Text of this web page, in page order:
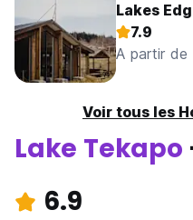
Lakes
7.9
A partir de
Voir tous les
Lake Tekapo
6.9